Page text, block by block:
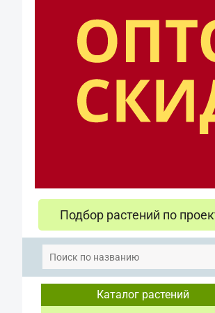
Подбор растений по
Каталог растений